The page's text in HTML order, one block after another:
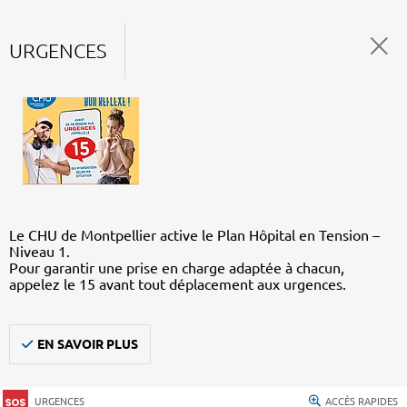
URGENCES
Le CHU de Montpellier active le Plan Hôpital en Tension –
Niveau 1.
Pour garantir une prise en charge adaptée à chacun,
appelez le 15 avant tout déplacement aux urgences.
EN SAVOIR PLUS
URGENCES ACCÈS RAPIDES